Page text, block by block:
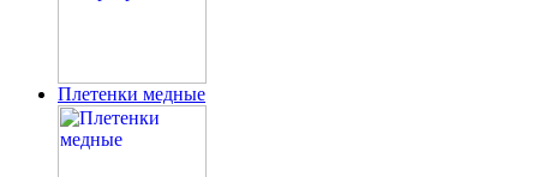
Плетенки медные